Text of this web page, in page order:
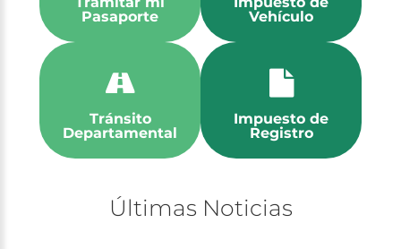
Pasaporte
Vehículo
Tránsito
Departamental
Impuesto de
Registro
Últimas Noticias